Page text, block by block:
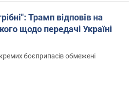
Трамп відповів на
щодо передачі Україні
боєприпасів обмежені